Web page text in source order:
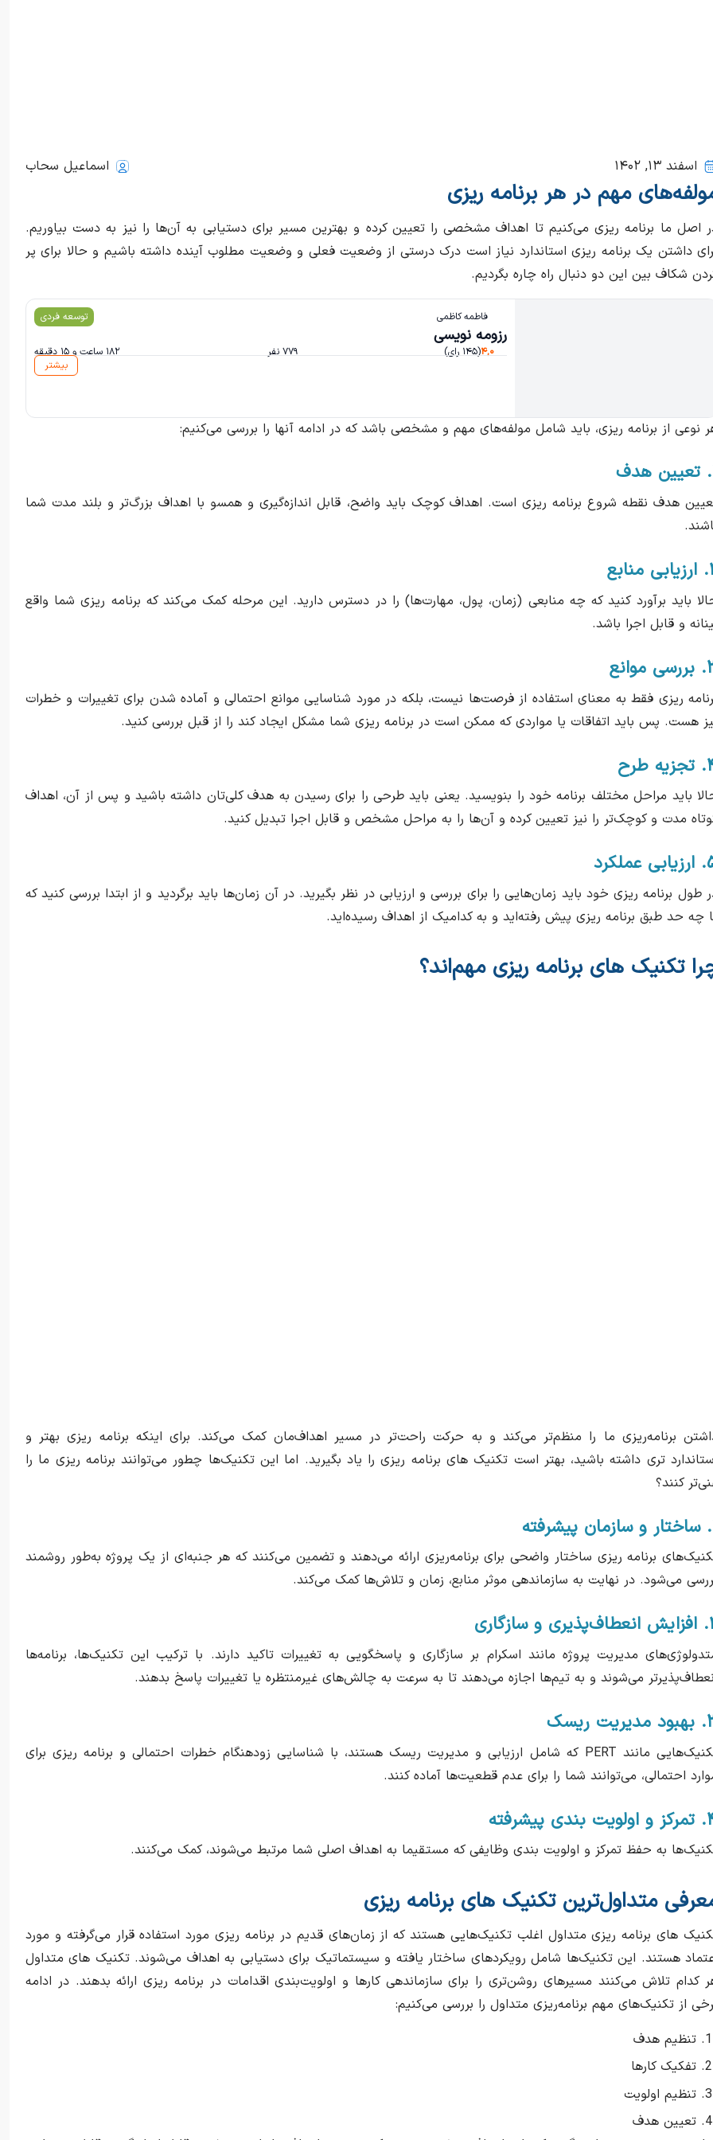
اسماعیل سحاب اسفند ۱۳, ۱۴۰۲
مهم در هر برنامه ریزی
اصل ما برنامه ریزی می‌کنیم تا اهداف مشخصی را تعیین کرده و بهترین مسیر برای دستیابی به آن‌ها را نیز به دست بیاوریم.
داشتن یک برنامه ریزی استاندارد نیاز است درک درستی از وضعیت فعلی و وضعیت مطلوب آینده داشته باشیم و حالا برای پر
شکاف بین این دو دنبال راه چاره بگردیم.
فاطمه کاظمی توسعه فردی
رزومه نویسی
۴,۰(۱۴۵ رای) ۷۷۹ نفر
۱۸۲ ساعت و ۱۵ دقیقه
بیشتر
نوعی از برنامه ریزی، باید شامل مولفه‌های مهم و مشخصی باشد که در ادامه آنها را بررسی می‌کنیم:
هدف نقطه شروع برنامه ریزی است. اهداف کوچک باید واضح، قابل اندازه‌گیری و همسو با اهداف بزرگ‌تر و بلند مدت شما
باید برآورد کنید که چه منابعی (زمان، پول، مهارت‌ها) را در دسترس دارید. این مرحله کمک می‌کند که برنامه ریزی شما واقع
و قابل اجرا باشد.
ریزی فقط به معنای استفاده از فرصت‌ها نیست، بلکه در مورد شناسایی موانع احتمالی و آماده شدن برای تغییرات و خطرات
هست. پس باید اتفاقات یا مواردی که ممکن است در برنامه ریزی شما مشکل ایجاد کند را از قبل بررسی کنید.
طرح
باید مراحل مختلف برنامه خود را بنویسید. یعنی باید طرحی را برای رسیدن به هدف کلی‌تان داشته باشید و پس از آن، اهداف
مدت و کوچک‌تر را نیز تعیین کرده و آن‌ها را به مراحل مشخص و قابل اجرا تبدیل کنید.
طول برنامه ریزی خود باید زمان‌هایی را برای بررسی و ارزیابی در نظر بگیرید. در آن زمان‌ها باید برگردید و از ابتدا بررسی کنید که
چه حد طبق برنامه ریزی پیش رفته‌اید و به کدامیک از اهداف رسیده‌اید.
تکنیک های برنامه ریزی مهم‌اند؟
برنامه‌ریزی ما را منظم‌تر می‌کند و به حرکت راحت‌تر در مسیر اهداف‌مان کمک می‌کند. برای اینکه برنامه ریزی بهتر و
تری داشته باشید، بهتر است تکنیک های برنامه ریزی را یاد بگیرید. اما این تکنیک‌ها چطور می‌توانند برنامه ریزی ما را
کنند؟
برنامه ریزی ساختار واضحی برای برنامه‌ریزی ارائه می‌دهند و تضمین می‌کنند که هر جنبه‌ای از یک پروژه به‌طور روشمند
می‌شود. در نهایت به سازماندهی موثر منابع، زمان و تلاش‌ها کمک می‌کند.
سازگاری
مدیریت پروژه مانند اسکرام بر سازگاری و پاسخگویی به تغییرات تاکید دارند. با ترکیب این تکنیک‌ها، برنامه‌ها
می‌شوند و به تیم‌ها اجازه می‌دهند تا به سرعت به چالش‌های غیرمنتظره یا تغییرات پاسخ بدهند.
ریسک
تکنیک‌هایی مانند PERT که شامل ارزیابی و مدیریت ریسک هستند، با شناسایی زودهنگام خطرات احتمالی و برنامه ریزی برای
احتمالی، می‌توانند شما را برای عدم قطعیت‌ها آماده کنند.
پیشرفته
به حفظ تمرکز و اولویت بندی وظایفی که مستقیما به اهداف اصلی شما مرتبط می‌شوند، کمک می‌کنند.
متداول‌ترین تکنیک های برنامه ریزی
های برنامه ریزی متداول اغلب تکنیک‌هایی هستند که از زمان‌های قدیم در برنامه ریزی مورد استفاده قرار می‌گرفته و مورد
هستند. این تکنیک‌ها شامل رویکردهای ساختار یافته و سیستماتیک برای دستیابی به اهداف می‌شوند. تکنیک های متداول
کدام تلاش می‌کنند مسیرهای روشن‌تری را برای سازماندهی کارها و اولویت‌بندی اقدامات در برنامه ریزی ارائه بدهند. در ادامه
از تکنیک‌های مهم برنامه‌ریزی متداول را بررسی می‌کنیم:
تنظیم هدف
تفکیک کارها
تنظیم اولویت
تعیین هدف